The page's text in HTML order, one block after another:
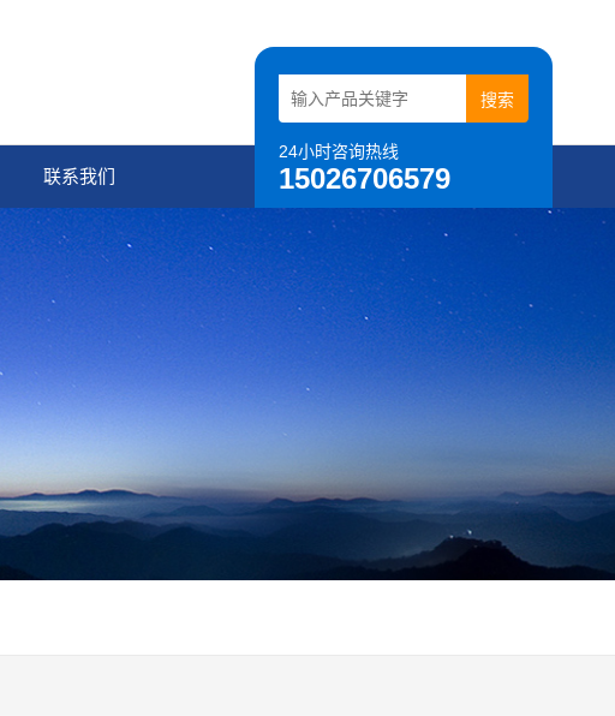
24小时咨询热线
15026706579
联系我们